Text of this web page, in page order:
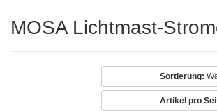
MOSA Lichtmast-
Sortierung:
Artikel pro